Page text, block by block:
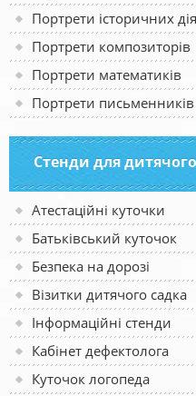
Портрети історичних
Портрети композиторів
Портрети математиків
Портрети письменників
Стенди для
Атестаційні куточки
Батьківський куточок
Безпека на дорозі
Візитки дитячого садка
Інформаційні стенди
Кабінет дефектолога
Куточок логопеда